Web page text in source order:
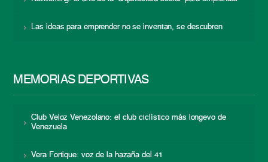
Las ideas para emprender no se inventan, se descubren
MEMORIAS DEPORTIVAS
Club Veloz Venezolano: el club ciclístico más longevo de
Venezuela
Vera Fortique: voz de la hazaña del 41